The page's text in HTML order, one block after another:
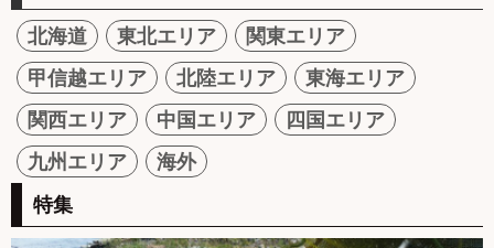
北海道 東北エリア
関東エリア
甲信越エリア
北陸エリア
東海エリア
関西エリア
中国エリア
四国エリア
九州エリア
海外
特集